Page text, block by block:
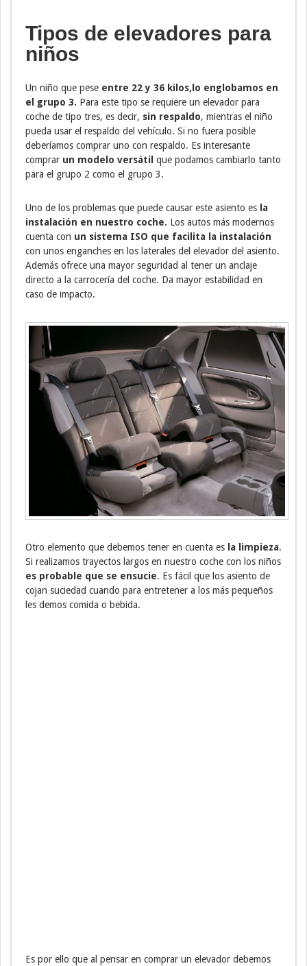
Tipos de elevadores para
niños
Un niño que pese entre 22 y 36 kilos,lo englobamos en
el grupo 3. Para este tipo se requiere un elevador para
coche de tipo tres, es decir, sin respaldo, mientras el niño
pueda usar el respaldo del vehículo. Si no fuera posible
deberíamos comprar uno con respaldo. Es interesante
comprar un modelo versátil que podamos cambiarlo tanto
para el grupo 2 como el grupo 3.
Uno de los problemas que puede causar este asiento es la
instalación en nuestro coche. Los autos más modernos
cuenta con un sistema ISO que facilita la instalación
con unos enganches en los laterales del elevador del asiento.
Además ofrece una mayor seguridad al tener un anclaje
directo a la carrocería del coche. Da mayor estabilidad en
caso de impacto.
Otro elemento que debemos tener en cuenta es la limpieza.
Si realizamos trayectos largos en nuestro coche con los niños
es probable que se ensucie. Es fácil que los asiento de
cojan suciedad cuando para entretener a los más pequeños
les demos comida o bebida.
Es por ello que al pensar en comprar un elevador debemos